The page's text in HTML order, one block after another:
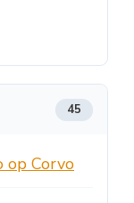
45
op Corvo